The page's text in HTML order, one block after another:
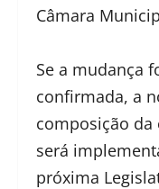
Câmara
Se a mudança
confirmada, a
composição da
será
próxima